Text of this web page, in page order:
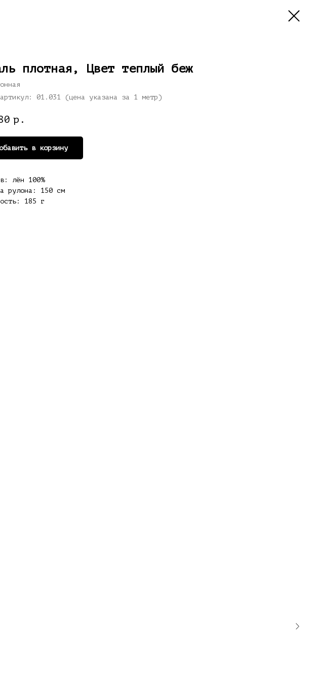
плотная, Цвет теплый беж
артикул: 01.031 (цена указана за 1 метр)
р.
в корзину
лён 100%
рулона: 150 см
185 г